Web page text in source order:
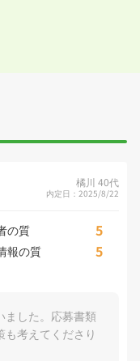
橘川 40代
内定日：2025/8/22
の質 5
報の質 5
ました。応募書類
考えてくださり